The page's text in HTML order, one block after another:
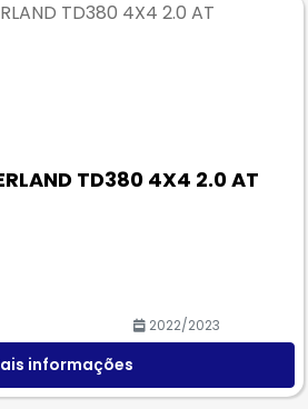
TD380 4X4 2.0 AT
2022/2023
informações